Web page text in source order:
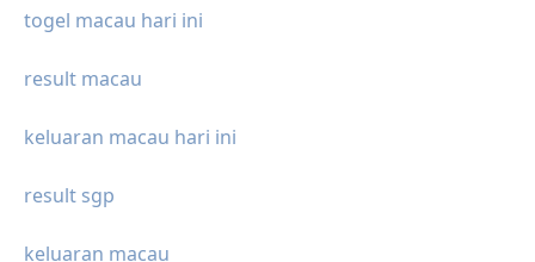
togel macau hari ini
result macau
keluaran macau hari ini
result sgp
keluaran macau